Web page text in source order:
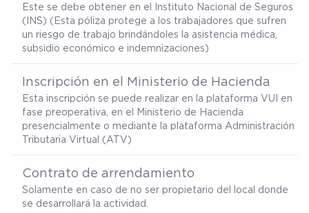
Este se debe obtener en el Instituto Nacional de Seguros
(INS) (Esta póliza protege a los trabajadores que sufren
un riesgo de trabajo brindándoles la asistencia médica,
subsidio económico e indemnizaciones)
Inscripción en el Ministerio de Hacienda
Esta inscripción se puede realizar en la plataforma VUI en
fase preoperativa, en el Ministerio de Hacienda
presencialmente o mediante la plataforma Administración
Tributaria Virtual (ATV)
Contrato de arrendamiento
Solamente en caso de no ser propietario del local donde
se desarrollará la actividad.